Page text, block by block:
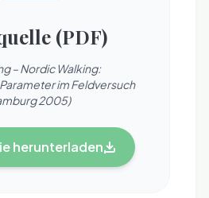
(PDF)
– Nordic Walking:
im Feldversuch
2005)
herunterladen